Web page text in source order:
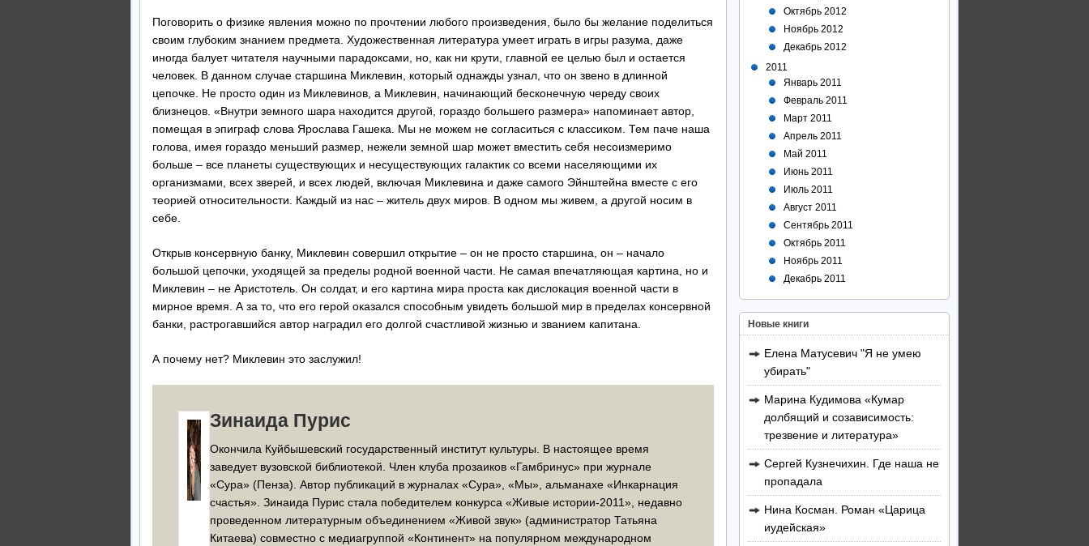
Поговорить о физике явления можно по прочтении любого произведения, было бы желание поделиться
своим глубоким знанием предмета. Художественная литература умеет играть в игры разума, даже
иногда балует читателя научными парадоксами, но, как ни крути, главной ее целью был и остается
человек. В данном случае старшина Миклевин, который однажды узнал, что он звено в длинной
цепочке. Не просто один из Миклевинов, а Миклевин, начинающий бесконечную череду своих
близнецов. «Внутри земного шара находится другой, гораздо большего размера» напоминает автор,
помещая в эпиграф слова Ярослава Гашека. Мы не можем не согласиться с классиком. Тем паче наша
голова, имея гораздо меньший размер, нежели земной шар может вместить себя несоизмеримо
больше – все планеты существующих и несуществующих галактик со всеми населяющими их
организмами, всех зверей, и всех людей, включая Миклевина и даже самого Эйнштейна вместе с его
теорией относительности. Каждый из нас – житель двух миров. В одном мы живем, а другой носим в
себе.
Открыв консервную банку, Миклевин совершил открытие – он не просто старшина, он – начало
большой цепочки, уходящей за пределы родной военной части. Не самая впечатляющая картина, но и
Миклевин – не Аристотель. Он солдат, и его картина мира проста как дислокация военной части в
мирное время. А за то, что его герой оказался способным увидеть большой мир в пределах консервной
банки, растрогавшийся автор наградил его долгой счастливой жизнью и званием капитана.
А почему нет? Миклевин это заслужил!
Зинаида Пурис
Окончила Куйбышевский государственный институт культуры. В настоящее время
заведует вузовской библиотекой. Член клуба прозаиков «Гамбринус» при журнале
«Сура» (Пенза). Автор публикаций в журналах «Сура», «Мы», альманахе «Инкарнация
счастья». Зинаида Пурис стала победителем конкурса «Живые истории-2011», недавно
проведенном литературным объединением «Живой звук» (администратор Татьяна
Китаева) совместно с медиагруппой «Континент» на популярном международном
Октябрь 2012
Ноябрь 2012
Декабрь 2012
2011
Январь 2011
Февраль 2011
Март 2011
Апрель 2011
Май 2011
Июнь 2011
Июль 2011
Август 2011
Сентябрь 2011
Октябрь 2011
Ноябрь 2011
Декабрь 2011
Новые книги
Елена Матусевич "Я не умею
убирать"
Марина Кудимова «Кумар
долбящий и созависимость:
трезвение и литература»
Сергей Кузнечихин. Где наша не
пропадала
Нина Косман. Роман «Царица
иудейская»